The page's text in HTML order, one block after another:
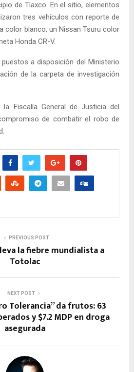
de Tlaxco. En el sitio, elementos
tres vehículos con reporte de
color blanco, un Nissan Tsuru color
Honda CR-V.
a disposición del Ministerio
de la carpeta de investigación
Fiscalía General de Justicia del
de combatir el robo de
PREVIOUS POST
la fiebre mundialista a
Totolac
NEXT POST
Tolerancia” da frutos: 63
y $7.2 MDP en droga
asegurada